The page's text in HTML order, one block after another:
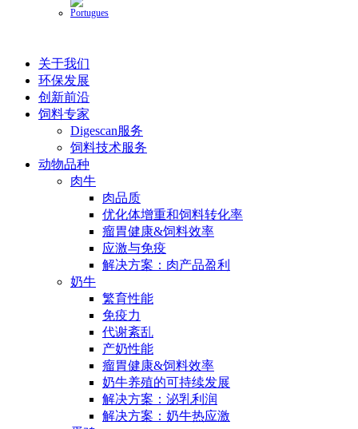
关于我们
环保发展
创新前沿
饲料专家
Digescan服务
饲料技术服务
动物品种
肉牛
肉品质
优化体增重和饲料转化率
瘤胃健康&饲料效率
应激与免疫
解决方案：肉产品盈利
奶牛
繁育性能
免疫力
代谢紊乱
产奶性能
瘤胃健康&饲料效率
奶牛养殖的可持续发展
解决方案：泌乳利润
解决方案：奶牛热应激